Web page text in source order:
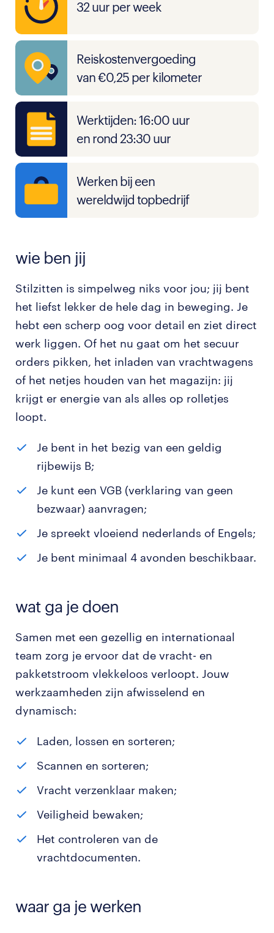
32 uur per week
Reiskostenvergoeding
van €0,25 per kilometer
Werktijden: 16:00 uur
en rond 23:30 uur
Werken bij een
wereldwijd topbedrijf
wie ben jij
Stilzitten is simpelweg niks voor jou; jij bent
het liefst lekker de hele dag in beweging. Je
hebt een scherp oog voor detail en ziet direct
werk liggen. Of het nu gaat om het secuur
orders pikken, het inladen van vrachtwagens
of het netjes houden van het magazijn: jij
krijgt er energie van als alles op rolletjes
loopt.
Je bent in het bezig van een geldig
rijbewijs B;
Je kunt een VGB (verklaring van geen
bezwaar) aanvragen;
Je spreekt vloeiend nederlands of Engels;
Je bent minimaal 4 avonden beschikbaar.
wat ga je doen
Samen met een gezellig en internationaal
team zorg je ervoor dat de vracht- en
pakketstroom vlekkeloos verloopt. Jouw
werkzaamheden zijn afwisselend en
dynamisch:
Laden, lossen en sorteren;
Scannen en sorteren;
Vracht verzenklaar maken;
Veiligheid bewaken;
Het controleren van de
vrachtdocumenten.
waar ga je werken